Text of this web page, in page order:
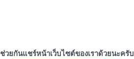
ช่วยกันแชร์หน้าเว็บไซต์ของเราด้วยนะครับ